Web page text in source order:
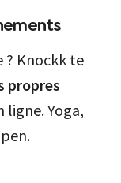
? Knockk te
propres
ligne. Yoga,